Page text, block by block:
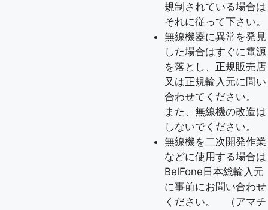
規制されている場合は
それに従って下さい。
無線機器に異常を発見
した場合はすぐに電源
を落とし、正規販売店
又は正規輸入元に問い
合わせてください。
また、無線機の改造は
しないでください。
無線機を二次開発作業
などに使用する場合は
BelFone日本総輸入元
に事前にお問い合わせ
ください。 （アマチ